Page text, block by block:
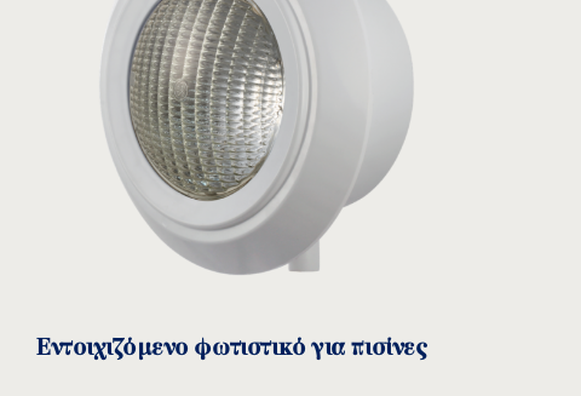
Acqua Source
Δείτε το προϊόν
Εντοιχιζόμενο φωτιστικό για πισίνες